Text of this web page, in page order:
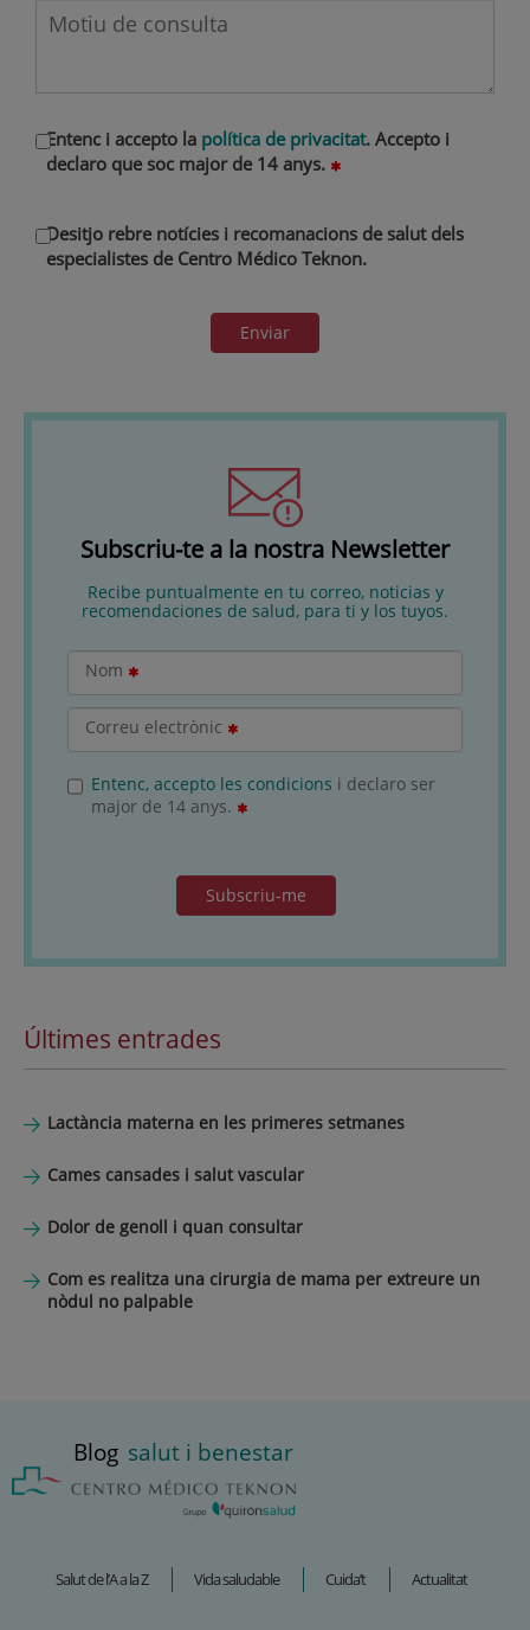
Entenc i accepto la política de privacitat. Accepto i
declaro que soc major de 14 anys.
Desitjo rebre notícies i recomanacions de salut dels
especialistes de Centro Médico Teknon.
Enviar
Subscriu-te a la nostra Newsletter
Recibe puntualmente en tu correo, noticias y
recomendaciones de salud, para ti y los tuyos.
Nom
Correu electrònic
Entenc, accepto les condicions i declaro ser
major de 14 anys.
Subscriu-me
Últimes entrades
Lactància materna en les primeres setmanes
Cames cansades i salut vascular
Dolor de genoll i quan consultar
Com es realitza una cirurgia de mama per extreure un
nòdul no palpable
Blog salut i benestar
Salut de l’A a la Z Vida saludable Cuida’t Actualitat